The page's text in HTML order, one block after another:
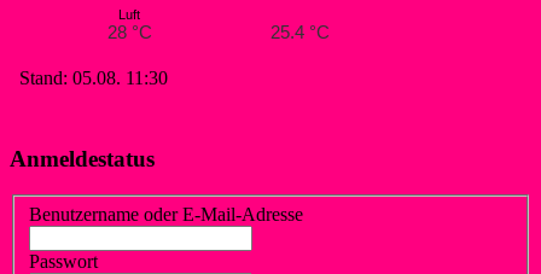
Anmeldestatus
Benutzername oder E-Mail-Adresse
Passwort